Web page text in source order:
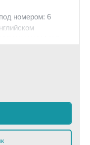
под номером: 6